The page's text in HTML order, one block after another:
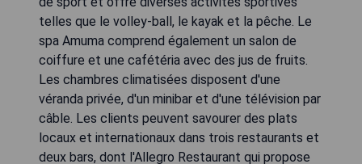
telles que le volley-ball, le kayak et la pêche. Le
spa Amuma comprend également un salon de
coiffure et une cafétéria avec des jus de fruits.
Les chambres climatisées disposent d'une
véranda privée, d'un minibar et d'une télévision par
câble. Les clients peuvent savourer des plats
locaux et internationaux dans trois restaurants et
deux bars, dont l'Allegro Restaurant qui propose